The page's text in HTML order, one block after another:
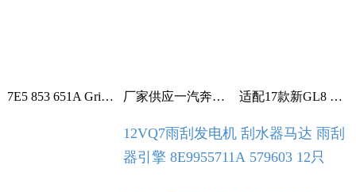
7E5 853 651A Grille With Chrome For VW T5 T6 2009-2015 1个 厂家供应一汽奔腾B30空调滤芯空调格空调滤清器 1个 适配17款新GL8 2.0T 2.5L空滤 空气滤芯 滤清器 空气格 5个
12VQ7雨刮发电机 刮水器马达 雨刮
器引擎 8E9955711A 579603 12只